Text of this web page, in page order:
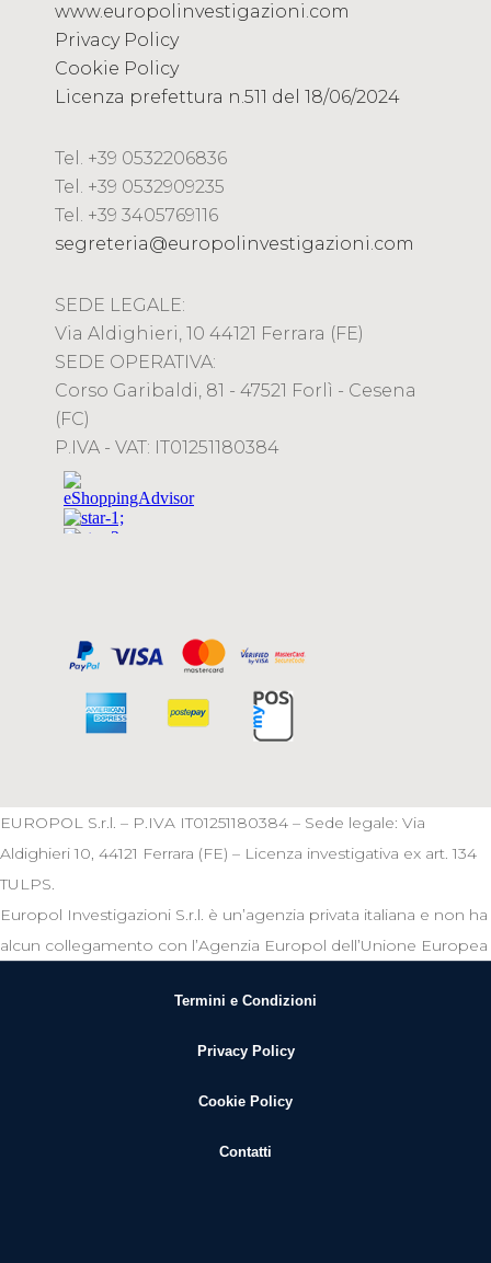
www.europolinvestigazioni.com
Privacy Policy
Cookie Policy
Licenza prefettura n.511 del 18/06/2024
Tel. +39 0532206836
Tel. +39 0532909235
Tel. +39 3405769116
segreteria@europolinvestigazioni.com
SEDE LEGALE:
Via Aldighieri, 10 44121 Ferrara (FE)
SEDE OPERATIVA:
Corso Garibaldi, 81 - 47521 Forlì - Cesena
(FC)
P.IVA - VAT: IT01251180384
EUROPOL S.r.l. – P.IVA IT01251180384 – Sede legale: Via
Aldighieri 10, 44121 Ferrara (FE) – Licenza investigativa ex art. 134
TULPS.
Europol Investigazioni S.r.l. è un’agenzia privata italiana e non ha
alcun collegamento con l’Agenzia Europol dell’Unione Europea
Termini e Condizioni
Privacy Policy
Cookie Policy
Contatti